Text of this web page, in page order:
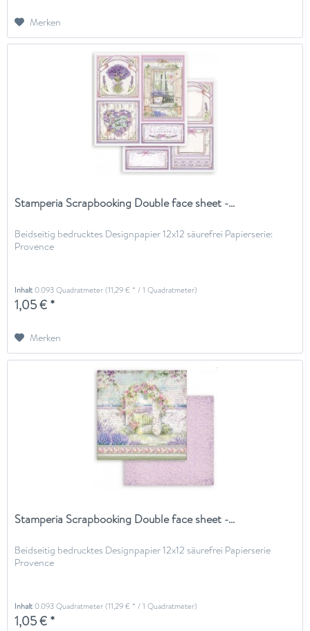
Merken
Stamperia Scrapbooking Double face sheet -...
Beidseitig bedrucktes Designpapier 12x12 säurefrei Papierserie:
Provence
Inhalt0.093 Quadratmeter(11,29 € * / 1 Quadratmeter)
1,05 € *
Merken
Stamperia Scrapbooking Double face sheet -...
Beidseitig bedrucktes Designpapier 12x12 säurefrei Papierserie
Provence
Inhalt0.093 Quadratmeter(11,29 € * / 1 Quadratmeter)
1,05 € *